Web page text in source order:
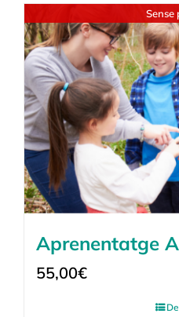
Sense
Aprenentatge
55,00€